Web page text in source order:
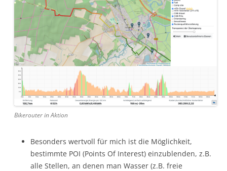
Bikerouter in Aktion
Besonders wertvoll für mich ist die Möglichkeit,
bestimmte POI (Points Of Interest) einzublenden, z.B.
alle Stellen, an denen man Wasser (z.B. freie